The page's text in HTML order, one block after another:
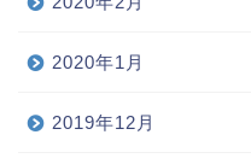
2020年1月
2019年12月